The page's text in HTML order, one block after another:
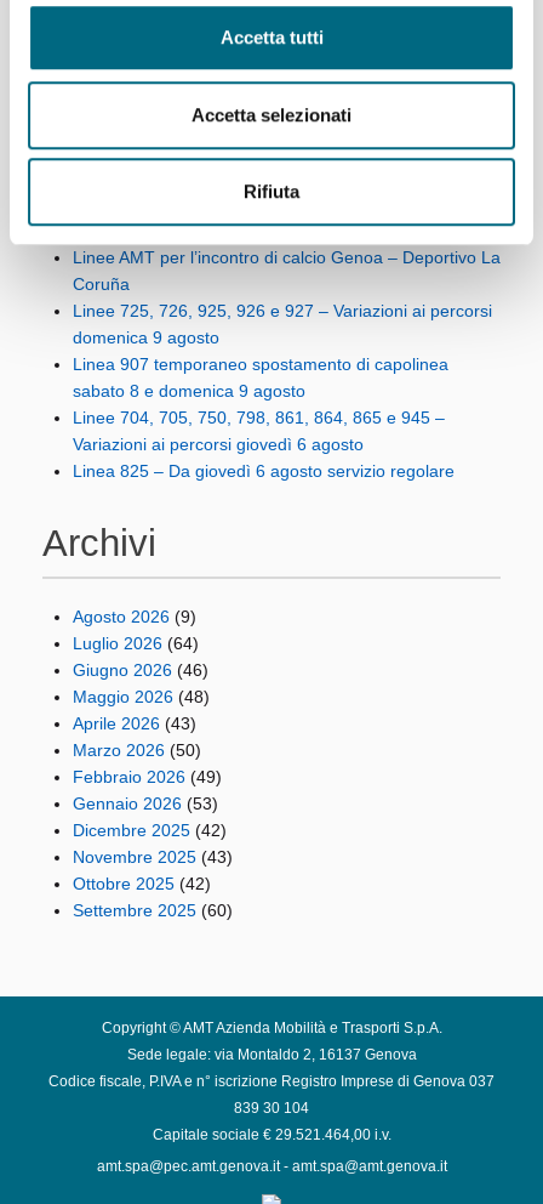
Accetta tutti
Accetta selezionati
Rifiuta
Articoli recenti
Linee AMT per l’incontro di calcio Genoa – Deportivo La
Coruña
Linee 725, 726, 925, 926 e 927 – Variazioni ai percorsi
domenica 9 agosto
Linea 907 temporaneo spostamento di capolinea
sabato 8 e domenica 9 agosto
Linee 704, 705, 750, 798, 861, 864, 865 e 945 –
Variazioni ai percorsi giovedì 6 agosto
Linea 825 – Da giovedì 6 agosto servizio regolare
Archivi
Agosto 2026 (9)
Luglio 2026 (64)
Giugno 2026 (46)
Maggio 2026 (48)
Aprile 2026 (43)
Marzo 2026 (50)
Febbraio 2026 (49)
Gennaio 2026 (53)
Dicembre 2025 (42)
Novembre 2025 (43)
Ottobre 2025 (42)
Settembre 2025 (60)
Copyright © AMT Azienda Mobilità e Trasporti S.p.A.
Sede legale: via Montaldo 2, 16137 Genova
Codice fiscale, P.IVA e n° iscrizione Registro Imprese di Genova 037
839 30 104
Capitale sociale € 29.521.464,00 i.v.
amt.spa@pec.amt.genova.it- amt.spa@amt.genova.it